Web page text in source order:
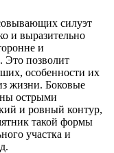
силуэт
и выразительно
и
Это позволит
особенности их
жизни. Боковые
острыми
и ровный контур,
такой формы
участка и